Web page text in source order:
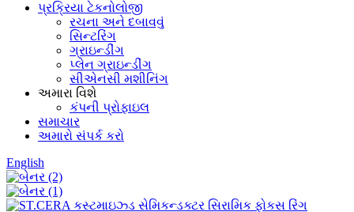
પ્રક્રિયા ટેકનોલોજી
રચના અને દબાવવું
સિન્ટરિંગ
ગ્રાઇન્ડીંગ
પ્લેન ગ્રાઇન્ડીંગ
સીએનસી મશીનિંગ
અમારા વિશે
કંપની પ્રોફાઇલ
સમાચાર
અમારો સંપર્ક કરો
English